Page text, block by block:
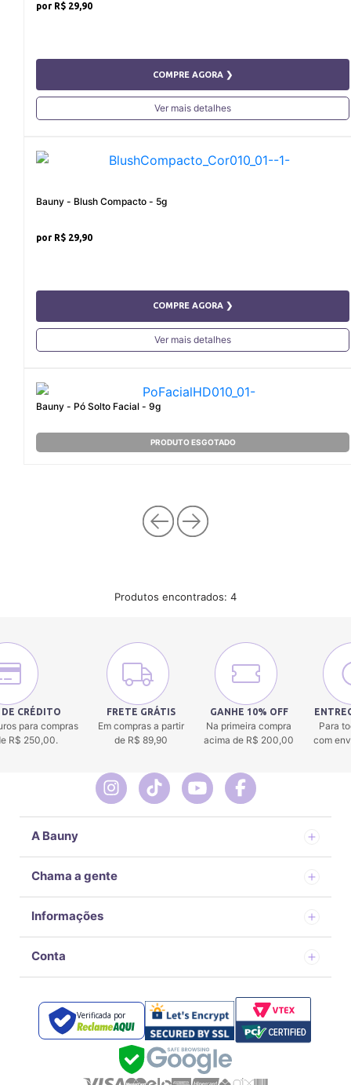
R$ 29,90
COMPRE AGORA ❯
Ver mais detalhes
Bauny - Blush Compacto - 5g
R$ 29,90
COMPRE AGORA ❯
Ver mais detalhes
Bauny - Pó Solto Facial - 9g
PRODUTO ESGOTADO
Produtos encontrados: 4
CRÉDITO
para compras
R$ 250,00.
FRETE GRÁTIS
Em compras a partir
de R$ 89,90
GANHE 10% OFF
Na primeira compra
acima de R$ 200,00
Para
com
A Bauny
Chama a gente
Informações
Conta
Verificada por